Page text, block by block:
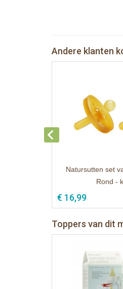
Andere klanten
Natursutten set
Rond -
€ 16,99
Toppers van dit